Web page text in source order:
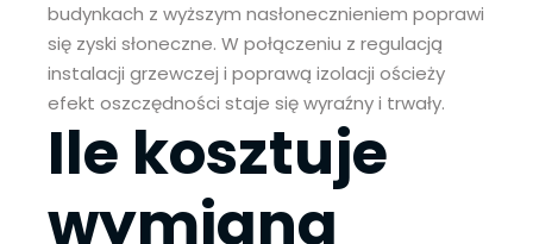
budynkach z wyższym nasłonecznieniem poprawi
się zyski słoneczne. W połączeniu z regulacją
instalacji grzewczej i poprawą izolacji ościeży
efekt oszczędności staje się wyraźny i trwały.
Ile kosztuje
wymiana